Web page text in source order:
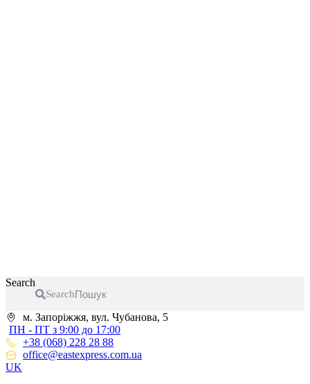
Search
Search
м. Запоріжжя, вул. Чубанова, 5
ПН - ПТ з 9:00 до 17:00
+38 (068) 228 28 88
office@eastexpress.com.ua
UK